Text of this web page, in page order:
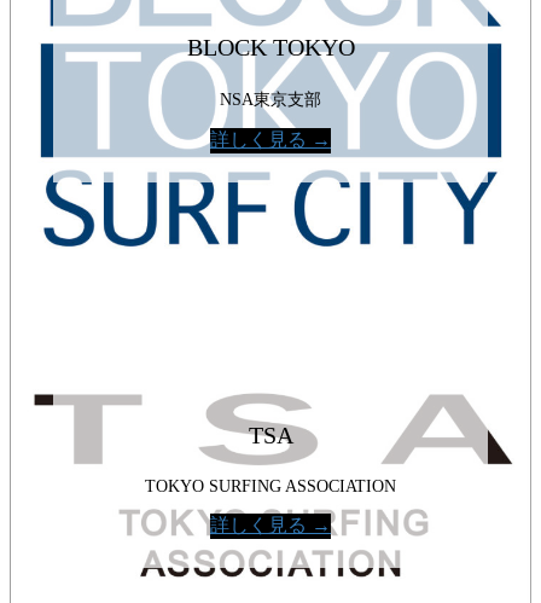
BLOCK TOKYO
NSA東京支部
詳しく見る →
TSA
TOKYO SURFING ASSOCIATION
詳しく見る →